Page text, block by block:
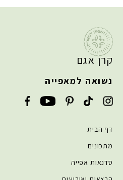
קרן אגם
נשואה למאפייה
דף הבית
מתכונים
סדנאות אפייה